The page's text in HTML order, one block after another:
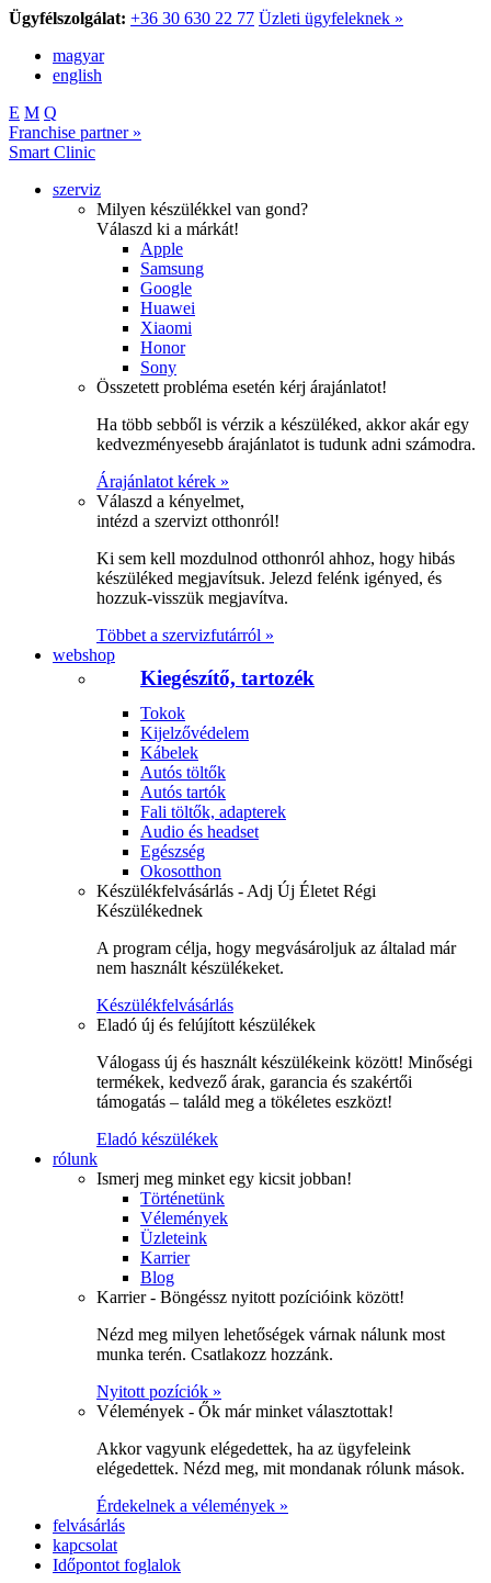
Ügyfélszolgálat: +36 30 630 22 77 Üzleti ügyfeleknek »
magyar
english
E M Q
Franchise partner »
Smart Clinic
szerviz
Milyen készülékkel van gond?
Válaszd ki a márkát!
Apple
Samsung
Google
Huawei
Xiaomi
Honor
Sony
Összetett probléma esetén kérj árajánlatot!
Ha több sebből is vérzik a készüléked, akkor akár egy
kedvezményesebb árajánlatot is tudunk adni számodra.
Árajánlatot kérek »
Válaszd a kényelmet,
intézd a szervizt otthonról!
Ki sem kell mozdulnod otthonról ahhoz, hogy hibás
készüléked megjavítsuk. Jelezd felénk igényed, és
hozzuk-visszük megjavítva.
Többet a szervizfutárról »
webshop
Kiegészítő, tartozék
Tokok
Kijelzővédelem
Kábelek
Autós töltők
Autós tartók
Fali töltők, adapterek
Audio és headset
Egészség
Okosotthon
Készülékfelvásárlás - Adj Új Életet Régi
Készülékednek
A program célja, hogy megvásároljuk az általad már
nem használt készülékeket.
Készülékfelvásárlás
Eladó új és felújított készülékek
Válogass új és használt készülékeink között! Minőségi
termékek, kedvező árak, garancia és szakértői
támogatás – találd meg a tökéletes eszközt!
Eladó készülékek
rólunk
Ismerj meg minket egy kicsit jobban!
Történetünk
Vélemények
Üzleteink
Karrier
Blog
Karrier - Böngéssz nyitott pozícióink között!
Nézd meg milyen lehetőségek várnak nálunk most
munka terén. Csatlakozz hozzánk.
Nyitott pozíciók »
Vélemények - Ők már minket választottak!
Akkor vagyunk elégedettek, ha az ügyfeleink
elégedettek. Nézd meg, mit mondanak rólunk mások.
Érdekelnek a vélemények »
felvásárlás
kapcsolat
Időpontot foglalok